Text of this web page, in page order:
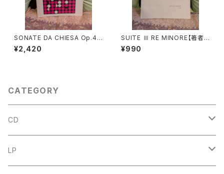
SONATE DA CHIESA Op.4 -
Op.8【著者：G.LEGRENZI】出
版社：HEUGEL& Cie 1968年
¥2,420
SUITE Ⅲ RE MINORE【著者：
DIEUPART】出版社：EDITION
MOECK 1966年
¥990
CATEGORY
CD
古楽
LP